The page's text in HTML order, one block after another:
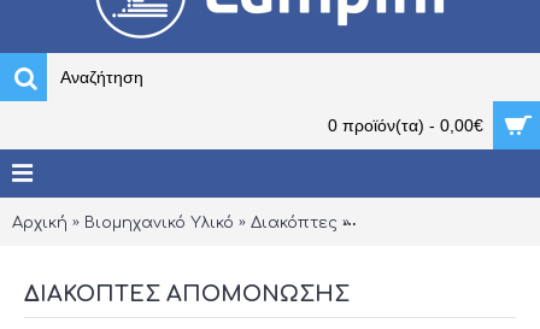
0 προϊόν(τα) - 0,00€
Αρχική Βιομηχανικό Υλικό Διακόπτες Διακόπτες
ΔΙΑΚΌΠΤΕΣ ΑΠΟΜΌΝΩΣΗΣ